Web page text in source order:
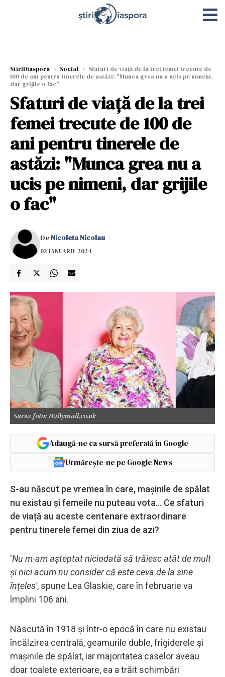
StiriDiaspora › Social › Sfaturi de viață de la trei femei trecute de
100 de ani pentru tinerele de astăzi: "Munca grea nu a ucis pe nimeni,
dar grijile o fac"
Sfaturi de viață de la trei
femei trecute de 100 de
ani pentru tinerele de
astăzi: "Munca grea nu a
ucis pe nimeni, dar grijile
o fac"
DeNicoleta Nicolau
02 IANUARIE 2024
Sursa foto: Dailymail.co.uk
Adaugă-ne ca sursă preferată în Google
Urmărește-ne pe Google News
S-au născut pe vremea în care, mașinile de spălat
nu existau și femeile nu puteau vota... Ce sfaturi
de viață au aceste centenare extraordinare
pentru tinerele femei din ziua de azi?
'Nu m-am așteptat niciodată să trăiesc atât de mult
și nici acum nu consider că este ceva de la sine
înțeles', spune Lea Glaskie, care în februarie va
împlini 106 ani.
Născută în 1918 și într-o epocă în care nu existau
încălzirea centrală, geamurile duble, frigiderele și
mașinile de spălat, iar majoritatea caselor aveau
doar toalete exterioare, ea a trăit schimbări